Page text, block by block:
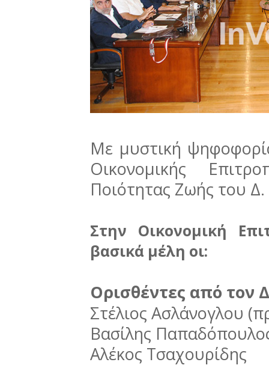
Με μυστική
Οικονομικής
Ποιότητας Ζωής του
Στην Οικονομική
βασικά μέλη οι:
Ορισθέντες από τον
Στέλιος Ασλάνογλου
Βασίλης
Αλέκος Τσαχουρίδης